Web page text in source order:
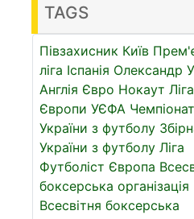
TAGS
Півзахисник Київ
ліга Іспанія Олександр
Англія Євро Нокаут Ліга
Європи УЄФА Чемпіонат
України з футболу
України з футболу Ліга
Футболіст Європа
боксерська організація
Всесвітня боксерська